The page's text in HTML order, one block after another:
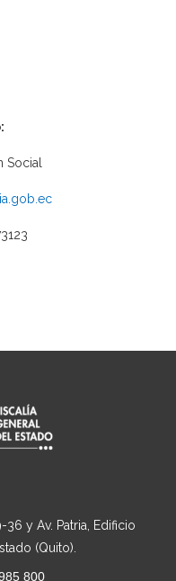
Social
36 y Av. Patria, Edificio
(Quito).
800